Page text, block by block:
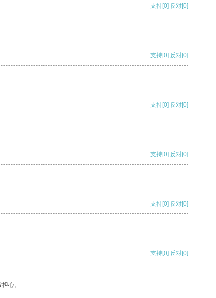
支持[0] 反对[0]
支持[0] 反对[0]
支持[0] 反对[0]
支持[0] 反对[0]
支持[0] 反对[0]
支持[0] 反对[0]
心。